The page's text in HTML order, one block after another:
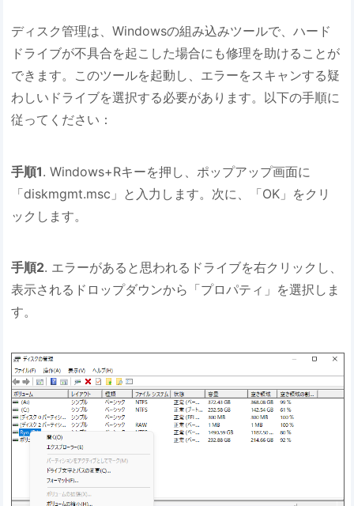
ディスク管理は、Windowsの組み込みツールで、ハード
ドライブが不具合を起こした場合にも修理を助けることが
できます。このツールを起動し、エラーをスキャンする疑
わしいドライブを選択する必要があります。以下の手順に
従ってください：
手順1. Windows+Rキーを押し、ポップアップ画面に
「diskmgmt.msc」と入力します。次に、「OK」をクリ
ックします。
手順2. エラーがあると思われるドライブを右クリックし、
表示されるドロップダウンから「プロパティ」を選択しま
す。